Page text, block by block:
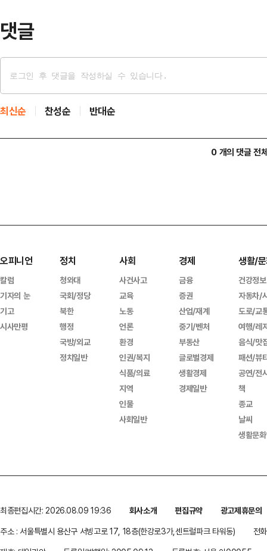
댓글
최신순 찬성순 반대순
0 개의 댓글 전
오피니언
칼럼
기자의 눈
기고
시사만평
정치
청와대
국회/정당
북한
행정
국방/외교
정치일반
사회
사건사고
교육
노동
언론
환경
인권/복지
식품/의료
지역
인물
사회일반
경제
금융
증권
산업/재계
중기/벤처
부동산
글로벌경제
생활경제
경제일반
생활/
건강정보
자동차/
도로/교
여행/레
음식/맛
패션/뷰
공연/전
책
종교
날씨
생활문
최종편집시간: 2026.08.09 19:36 회사소개 편집규약
광고제휴문의
주소 : 서울특별시 용산구 서빙고로 17, 18층(한강로3가,센트럴파크 타워동)
전